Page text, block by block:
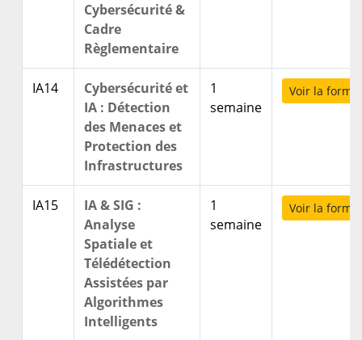
Cybersécurité &
Cadre
Règlementaire
IA14
Cybersécurité et
IA : Détection
des Menaces et
Protection des
Infrastructures
1
semaine
Voir la
IA15
IA & SIG :
Analyse
Spatiale et
Télédétection
Assistées par
Algorithmes
Intelligents
1
semaine
Voir la